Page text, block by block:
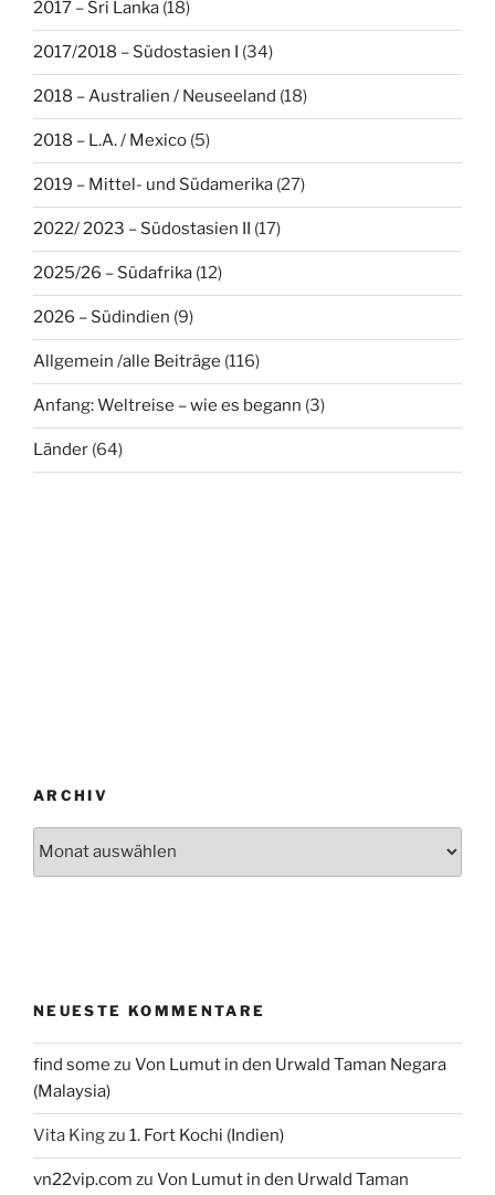
2017 – Sri Lanka (18)
2017/2018 – Südostasien I (34)
2018 – Australien / Neuseeland (18)
2018 – L.A. / Mexico (5)
2019 – Mittel- und Südamerika (27)
2022/ 2023 – Südostasien II (17)
2025/26 – Südafrika (12)
2026 – Südindien (9)
Allgemein /alle Beiträge (116)
Anfang: Weltreise – wie es begann (3)
Länder (64)
ARCHIV
NEUESTE KOMMENTARE
find some zu Von Lumut in den Urwald Taman Negara
(Malaysia)
Vita Kingzu 1. Fort Kochi (Indien)
vn22vip.com zu Von Lumut in den Urwald Taman